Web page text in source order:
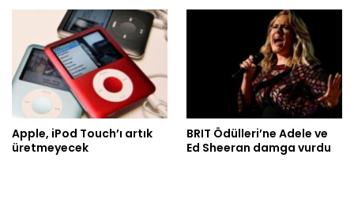
Apple, iPod Touch’ı artık
üretmeyecek
BRIT Ödülleri’ne Adele ve
Ed Sheeran damga vurdu